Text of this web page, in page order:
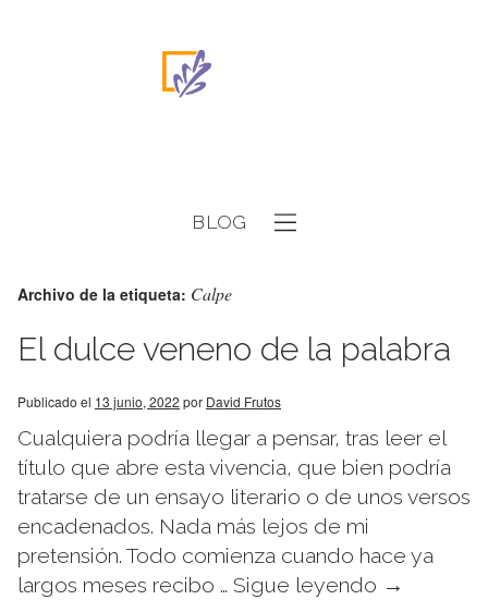
BLOG
Archivo de la etiqueta: Calpe
El dulce veneno de la palabra
Publicado el 13 junio, 2022 por David Frutos
Cualquiera podría llegar a pensar, tras leer el
título que abre esta vivencia, que bien podría
tratarse de un ensayo literario o de unos versos
encadenados. Nada más lejos de mi
pretensión. Todo comienza cuando hace ya
largos meses recibo … Sigue leyendo →